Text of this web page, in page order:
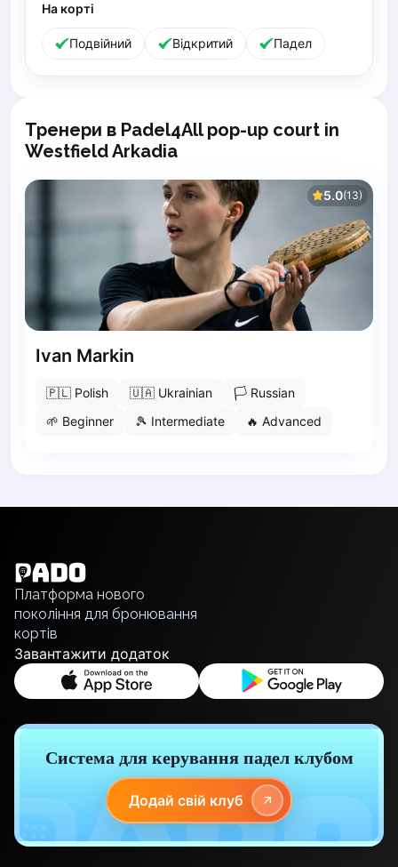
Wyszkow
Zielona Gora
Alicante
Cherkasy
Chernivtsi
Ivano-Frankivsk
Kryvyi Rih
Lutsk
Batumi
Kutaisi
Tbilisi
Budapest
Riga
Arlamow
Bielsko-Biala
Bolesławiec
Dabrowa Gornicza
На корті
Подвійний Відкритий Падел
Тренери в Padel4All pop-up court in
Westfield Arkadia
5.0(13)
Ivan Markin
🇵🇱 Polish 🇺🇦 Ukrainian 🏳 Russian
🌱 Beginner 🎾 Intermediate 🔥 Advanced
English
Русский
Платформа нового
покоління для бронювання
кортів
Завантажити додаток
Система для керування падел клубом
Додай свій клуб